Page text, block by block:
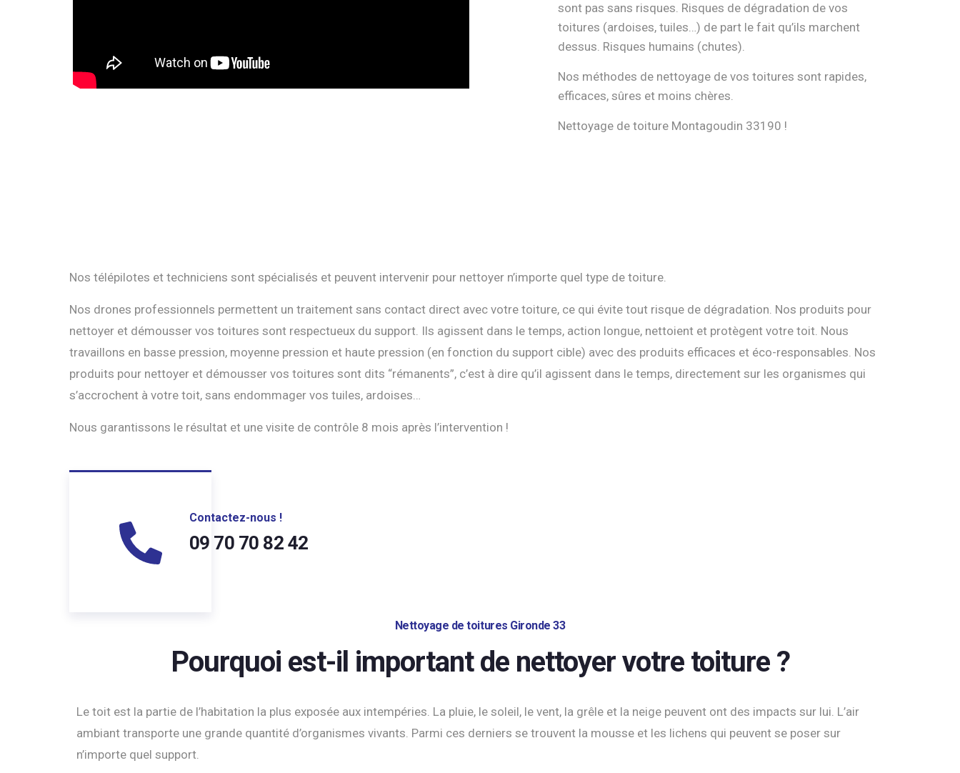
sont pas sans risques. Risques de dégradation de vos
toitures (ardoises, tuiles…) de part le fait qu’ils marchent
dessus. Risques humains (chutes).
Nos méthodes de nettoyage de vos toitures sont rapides,
efficaces, sûres et moins chères.
Nettoyage de toiture Montagoudin 33190 !
Nos télépilotes et techniciens sont spécialisés et peuvent intervenir pour nettoyer n’importe quel type de toiture.
Nos drones professionnels permettent un traitement sans contact direct avec votre toiture, ce qui évite tout risque de dégradation. Nos produits pour
nettoyer et démousser vos toitures sont respectueux du support. Ils agissent dans le temps, action longue, nettoient et protègent votre toit. Nous
travaillons en basse pression, moyenne pression et haute pression (en fonction du support cible) avec des produits efficaces et éco-responsables. Nos
produits pour nettoyer et démousser vos toitures sont dits “rémanents”, c’est à dire qu’il agissent dans le temps, directement sur les organismes qui
s’accrochent à votre toit, sans endommager vos tuiles, ardoises…
Nous garantissons le résultat et une visite de contrôle 8 mois après l’intervention !
Contactez-nous !
09 70 70 82 42
Nettoyage de toitures Gironde 33
Pourquoi est-il important de nettoyer votre toiture ?
Le toit est la partie de l’habitation la plus exposée aux intempéries. La pluie, le soleil, le vent, la grêle et la neige peuvent ont des impacts sur lui. L’air
ambiant transporte une grande quantité d’organismes vivants. Parmi ces derniers se trouvent la mousse et les lichens qui peuvent se poser sur
n’importe quel support.